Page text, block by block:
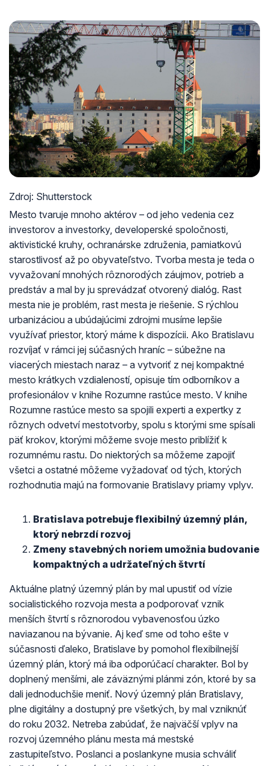
Zdroj: Shutterstock
Mesto tvaruje mnoho aktérov – od jeho vedenia cez
investorov a investorky, developerské spoločnosti,
aktivistické kruhy, ochranárske združenia, pamiatkovú
starostlivosť až po obyvateľstvo. Tvorba mesta je teda o
vyvažovaní mnohých rôznorodých záujmov, potrieb a
predstáv a mal by ju sprevádzať otvorený dialóg. Rast
mesta nie je problém, rast mesta je riešenie. S rýchlou
urbanizáciou a ubúdajúcimi zdrojmi musíme lepšie
využívať priestor, ktorý máme k dispozícii. Ako Bratislavu
rozvíjať v rámci jej súčasných hraníc – súbežne na
viacerých miestach naraz – a vytvoriť z nej kompaktné
mesto krátkych vzdialeností, opisuje tím odborníkov a
profesionálov v knihe Rozumne rastúce mesto. V knihe
Rozumne rastúce mesto sa spojili experti a expertky z
rôznych odvetví mestotvorby, spolu s ktorými sme spísali
päť krokov, ktorými môžeme svoje mesto priblížiť k
rozumnému rastu. Do niektorých sa môžeme zapojiť
všetci a ostatné môžeme vyžadovať od tých, ktorých
rozhodnutia majú na formovanie Bratislavy priamy vplyv.
Bratislava potrebuje flexibilný územný plán,
ktorý nebrzdí rozvoj
Zmeny stavebných noriem umožnia budovanie
kompaktných a udržateľných štvrtí
Aktuálne platný územný plán by mal upustiť od vízie
socialistického rozvoja mesta a podporovať vznik
menších štvrtí s rôznorodou vybavenosťou úzko
naviazanou na bývanie. Aj keď sme od toho ešte v
súčasnosti ďaleko, Bratislave by pomohol flexibilnejší
územný plán, ktorý má iba odporúčací charakter. Bol by
doplnený menšími, ale záväznými plánmi zón, ktoré by sa
dali jednoduchšie meniť. Nový územný plán Bratislavy,
plne digitálny a dostupný pre všetkých, by mal vzniknúť
do roku 2032. Netreba zabúdať, že najväčší vplyv na
rozvoj územného plánu mesta má mestské
zastupiteľstvo. Poslanci a poslankyne musia schváliť